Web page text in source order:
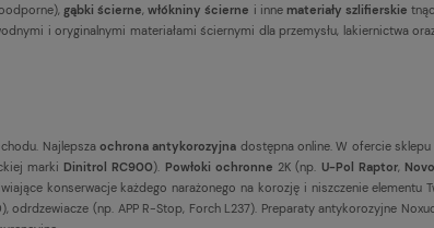
gąbki ścierne ,włókniny ścierne i innemateriały szlifierskie
i oryginalnymi materiałami ściernymi dla przemysłu, lakiernictwa
Najlepsza ochrona antykorozyjna dostępna online. W ofercie sklepu
marki Dinitrol RC900). Powłoki ochronne 2K (np. U-Pol Raptor
konserwacje każdego narażonego na korozję i niszczenie elementu
(np. APP R-Stop, Forch L237). Preparaty antykorozyjne